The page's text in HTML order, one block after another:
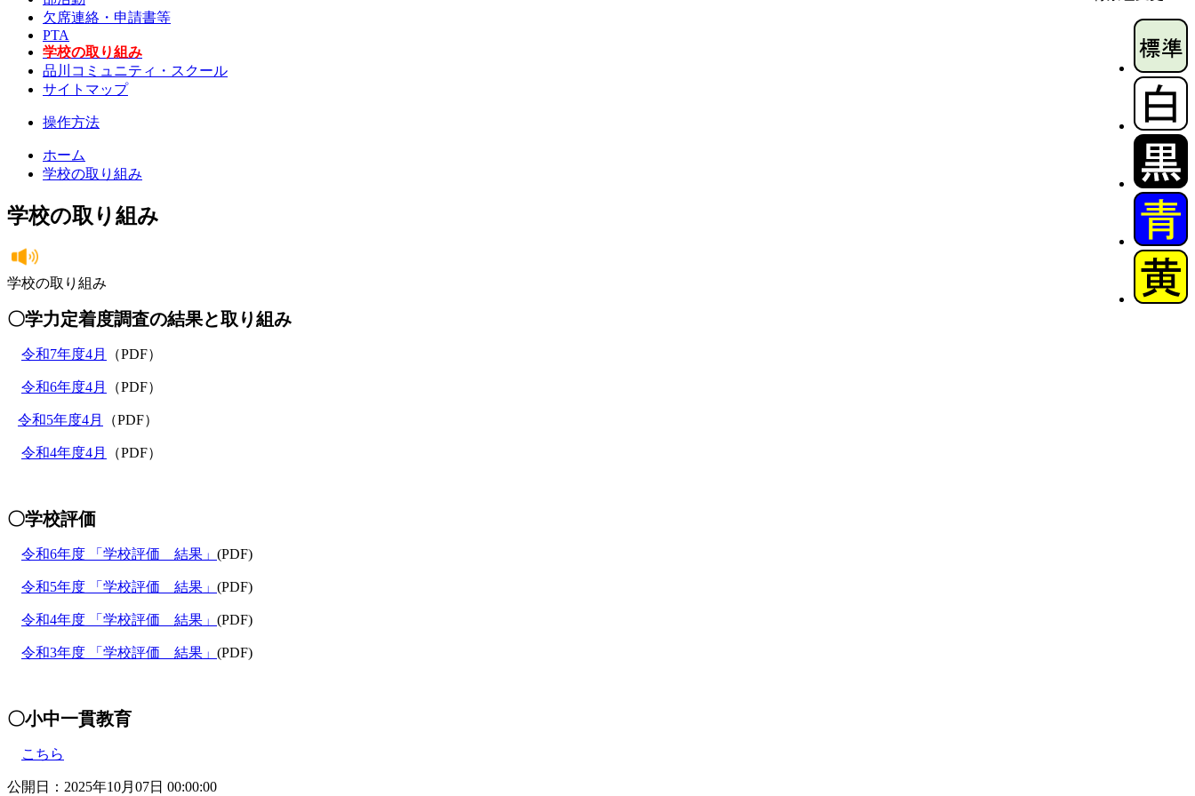
欠席連絡・申請書等
PTA
学校の取り組み
品川コミュニティ・スクール
サイトマップ
操作方法
ホーム
学校の取り組み
学校の取り組み
学校の取り組み
〇学力定着度調査の結果と取り組み
令和7年度4月 （PDF）
令和6年度4月 （PDF）
令和5年度4月 （PDF）
令和4年度4月 （PDF）
〇学校評価
令和6年度 「学校評価 結果」 (PDF)
令和5年度 「学校評価 結果」 (PDF)
令和4年度 「学校評価 結果」 (PDF)
令和3年度 「学校評価 結果」 (PDF)
〇小中一貫教育
こちら
公開日：2025年10月07日 00:00:00